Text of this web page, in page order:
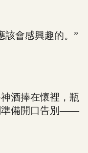
會感興趣的。”
酒捧在懷裡，瓶
準備開口告別——